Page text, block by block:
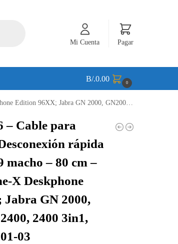
Mi Cuenta Pagar
B/.0.00 0
GN2000; BIZ 2400, 2400 3in1, GN2000 – 88001-03
– Cable para
rápida
macho – 80 cm –
X Deskphone
GN 2000,
2400 3in1,
03